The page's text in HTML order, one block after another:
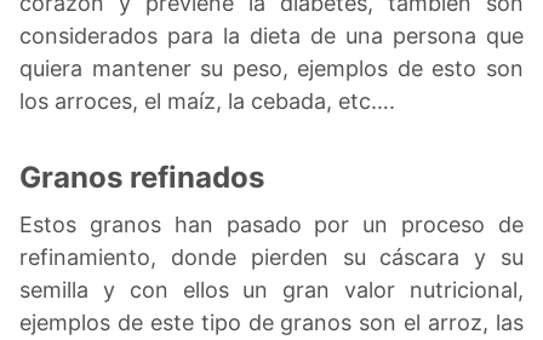
considerados para la dieta de una persona que
quiera mantener su peso, ejemplos de esto son
los arroces, el maíz, la cebada, etc….
Granos refinados
Estos granos han pasado por un proceso de
refinamiento, donde pierden su cáscara y su
semilla y con ellos un gran valor nutricional,
ejemplos de este tipo de granos son el arroz, las